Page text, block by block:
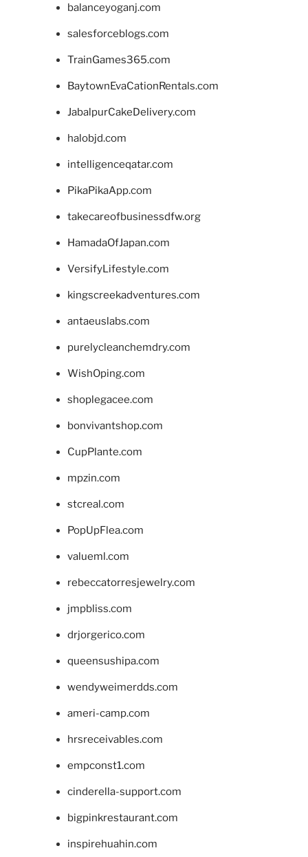
balanceyoganj.com
salesforceblogs.com
TrainGames365.com
BaytownEvaCationRentals.com
JabalpurCakeDelivery.com
halobjd.com
intelligenceqatar.com
PikaPikaApp.com
takecareofbusinessdfw.org
HamadaOfJapan.com
VersifyLifestyle.com
kingscreekadventures.com
antaeuslabs.com
purelycleanchemdry.com
WishOping.com
shoplegacee.com
bonvivantshop.com
CupPlante.com
mpzin.com
stcreal.com
PopUpFlea.com
valueml.com
rebeccatorresjewelry.com
jmpbliss.com
drjorgerico.com
queensushipa.com
wendyweimerdds.com
ameri-camp.com
hrsreceivables.com
empconst1.com
cinderella-support.com
bigpinkrestaurant.com
inspirehuahin.com